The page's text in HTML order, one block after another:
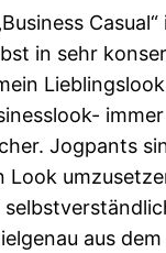
in sehr
immer
Jogpants
Look
aus